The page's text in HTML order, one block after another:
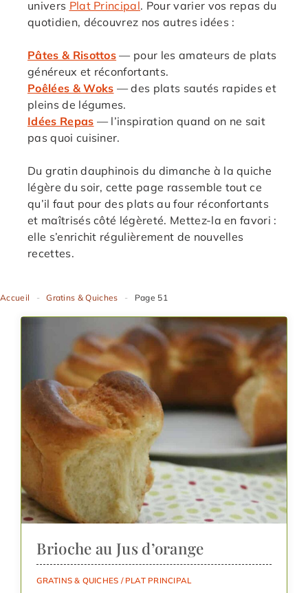
univers Plat Principal. Pour varier vos repas du
quotidien, découvrez nos autres idées :
Pâtes & Risottos — pour les amateurs de plats
généreux et réconfortants.
Poêlées & Woks — des plats sautés rapides et
pleins de légumes.
Idées Repas — l’inspiration quand on ne sait
pas quoi cuisiner.
Du gratin dauphinois du dimanche à la quiche
légère du soir, cette page rassemble tout ce
qu’il faut pour des plats au four réconfortants
et maîtrisés côté légèreté. Mettez-la en favori :
elle s’enrichit régulièrement de nouvelles
recettes.
Accueil - Gratins & Quiches - Page 51
Brioche au Jus d’orange
GRATINS & QUICHES / PLAT PRINCIPAL